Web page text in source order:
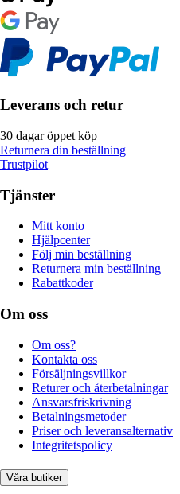
Leverans och retur
30 dagar öppet köp
Returnera din beställning
Trustpilot
Tjänster
Mitt konto
Hjälpcenter
Följ min beställning
Returnera min beställning
Rabattkoder
Om oss
Om oss?
Kontakta oss
Försäljningsvillkor
Returer och återbetalningar
Ansvarsfriskrivning
Betalningsmetoder
Priser och leveransalternativ
Integritetspolicy
Våra butiker